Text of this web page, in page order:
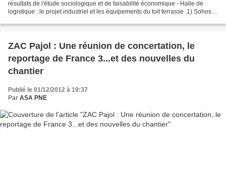
résultats de l'étude sociologique et de faisabilité économique - Halle de
logistique : le projet industriel et les équipements du toit terrasse. 1) Sohos :
ZAC Pajol : Une réunion de concertation, le
reportage de France 3...et des nouvelles du
chantier
Publié le 01/12/2012 à 19:37
Par ASA PNE